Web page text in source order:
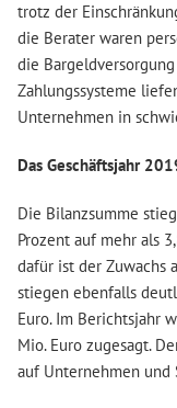
trotz der
die Berater waren
die
Zahlungssysteme
Unternehmen in
Das Geschäftsjahr
Die Bilanzsumme
Prozent auf mehr als
dafür ist der Zuwachs
stiegen ebenfalls
Euro. Im Berichtsjahr
Mio. Euro zugesagt.
auf Unternehmen und